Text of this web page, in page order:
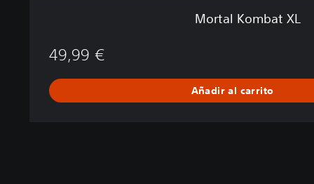
Mortal Kombat XL
49,99 €
Añadir al carrito